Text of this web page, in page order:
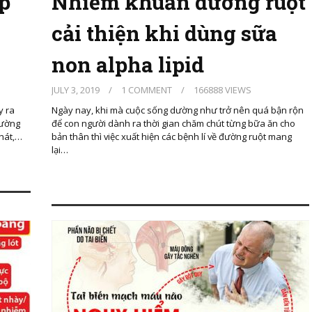
ra
cải thiện khi dùng sữa
non alpha lipid
JULY 3, 2019 / 1 COMMENT /
166888 VIEWS
Ngày nay, khi mà cuộc sống dường như trở nên quá bận rộn
để con người dành ra thời gian chăm chút từng bữa ăn cho
bản thân thì việc xuất hiện các bệnh lí về đường ruột mang
lại…